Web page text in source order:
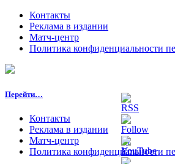
Контакты
Реклама в издании
Матч-центр
Политика конфиденциальности
Перейти…
Контакты
Реклама в издании
Матч-центр
Политика конфиденциальности